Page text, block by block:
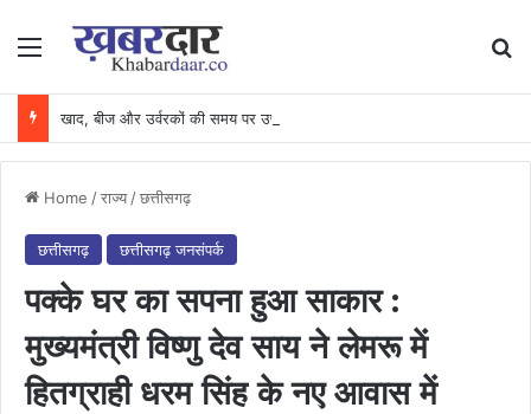
Menu
Home /राज्य /छत्तीसगढ़
छत्तीसगढ़ छत्तीसगढ़ जनसंपर्क
पक्के घर का सपना हुआ साकार :
मुख्यमंत्री विष्णु देव साय ने लेमरू में
हितग्राही धरम सिंह के नए आवास में